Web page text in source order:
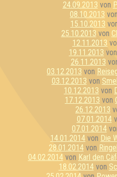
24.09.2013 von
08.10.2013 von
15.10.2013
25.10.2013 von
12.11.2013
19.11.2013 von
26.11.2013
03.12.2013 von
03.12.2013 von
10.12.2013 von
17.12.2013 von
26.12.2013
07.01.2014
07.01.2014
14.01.2014 von Die
28.01.2014von
04.02.2014von Karl den
18.02.2014von